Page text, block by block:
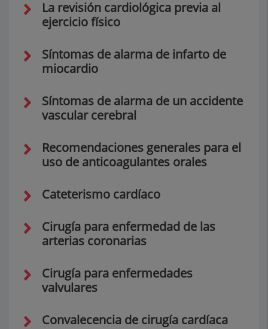
La revisión cardiológica previa al
ejercicio físico
Síntomas de alarma de infarto de
miocardio
Síntomas de alarma de un accidente
vascular cerebral
Recomendaciones generales para el
uso de anticoagulantes orales
Cateterismo cardíaco
Cirugía para enfermedad de las
arterias coronarias
Cirugía para enfermedades
valvulares
Convalecencia de cirugía cardíaca